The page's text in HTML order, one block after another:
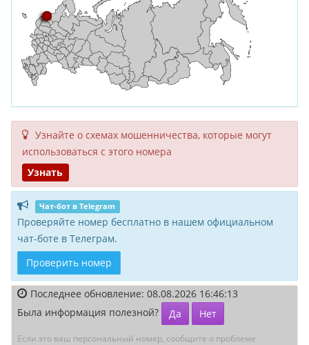
Узнайте о схемах мошенни­чества, кото­рые могут
исполь­зоваться с этого номера
Узнать
Чат-бот в Telegram
Проверяйте номер бесплатно в нашем официальном
чат-боте в Телеграм.
Проверить номер
Последнее обновление: 08.08.2026 16:46:13
Была информация полезной?
Да Нет
Если это ваш персональный номер, сообщите о проблеме